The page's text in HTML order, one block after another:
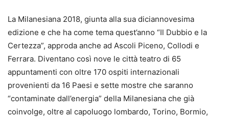
La Milanesiana 2018, giunta alla sua diciannovesima
edizione e che ha come tema quest’anno “Il Dubbio e la
Certezza”, approda anche ad Ascoli Piceno, Collodi e
Ferrara. Diventano così nove le città teatro di 65
appuntamenti con oltre 170 ospiti internazionali
provenienti da 16 Paesi e sette mostre che saranno
“contaminate dall’energia” della Milanesiana che già
coinvolge, oltre al capoluogo lombardo, Torino, Bormio,